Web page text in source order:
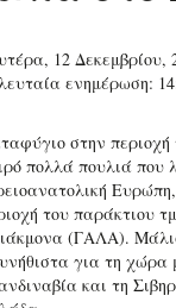
12 Δεκεμβρίου,
ενημέρωση:
στην περιοχή
πολλά πουλιά που
του παράκτιου
(ΓΑΛΑ).
για τη χώρα
και τη